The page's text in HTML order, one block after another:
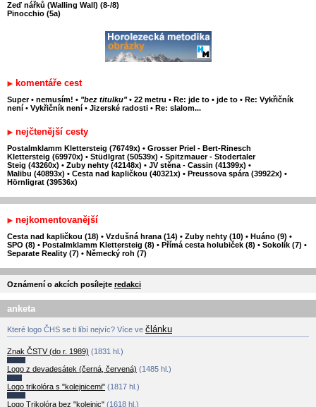
Zeď nářků (Walling Wall) (8-/8)
Pinocchio (5a)
komentáře cest
Super • nemusím! • "bez titulku" • 22 metru • Re: jde to • jde to • Re: Vykřičník
není • Vykřičník není • Jizerské radosti • Re: slalom...
nejčtenější cesty
Postalmklamm Klettersteig (76749x) • Grosser Priel - Bert-Rinesch
Klettersteig (69970x) • Stüdlgrat (50539x) • Spitzmauer - Stodertaler
Steig (43260x) • Zuby nehty (42148x) • JV stěna - Cassin (41399x) •
Malibu (40893x) • Cesta nad kapličkou (40321x) • Preussova spára (39922x) •
Hörnligrat (39536x)
nejkomentovanější
Cesta nad kapličkou (18) • Vzdušná hrana (14) • Zuby nehty (10) • Huáno (9) •
SPO (8) • Postalmklamm Klettersteig (8) • Přímá cesta holubiček (8) • Sokolík (7) •
Separate Reality (7) • Německý roh (7)
Oznámení o akcích posílejte redakci
anketa
Které logo ČHS se ti líbí nejvíc? Více ve článku
Znak ČSTV (do r. 1989) (1831 hl.)
Logo z devadesátek (černá, červená) (1485 hl.)
Logo trikolóra s "kolejnicemi" (1817 hl.)
Logo Trikolóra bez "kolejnic" (1618 hl.)